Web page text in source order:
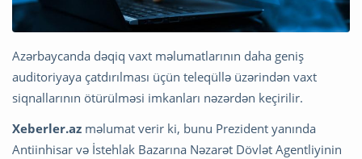
Azərbaycanda dəqiq vaxt məlumatlarının daha geniş
auditoriyaya çatdırılması üçün teleqüllə üzərindən vaxt
siqnallarının ötürülməsi imkanları nəzərdən keçirilir.
Xeberler.az məlumat verir ki, bunu Prezident yanında
Antiinhisar və İstehlak Bazarına Nəzarət Dövlət Agentliyinin